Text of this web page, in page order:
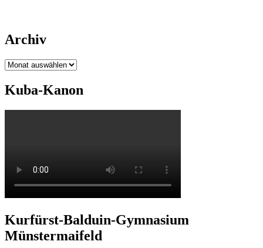
Archiv
Archiv
Kuba-Kanon
Kurfürst-Balduin-Gymnasium
Münstermaifeld